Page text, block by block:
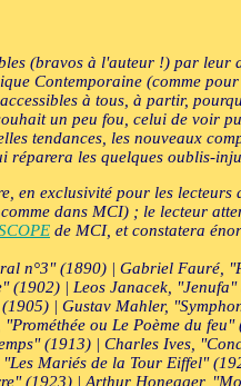
(bravos à l'auteur !) par
Contemporaine (comme
à tous, à partir,
un peu fou, celui de voir
tendances, les nouveaux
les quelques oublis-
exclusivité pour les lecteurs
dans MCI) ; le lecteur
de MCI, et constatera
n°3" (1890) | Gabriel Fauré,
| Leos Janacek,
| Gustav Mahler,
ou Le Poème du
(1913) | Charles Ives,
Mariés de la Tour Eiffel"
(1923) | Arthur Honegger,